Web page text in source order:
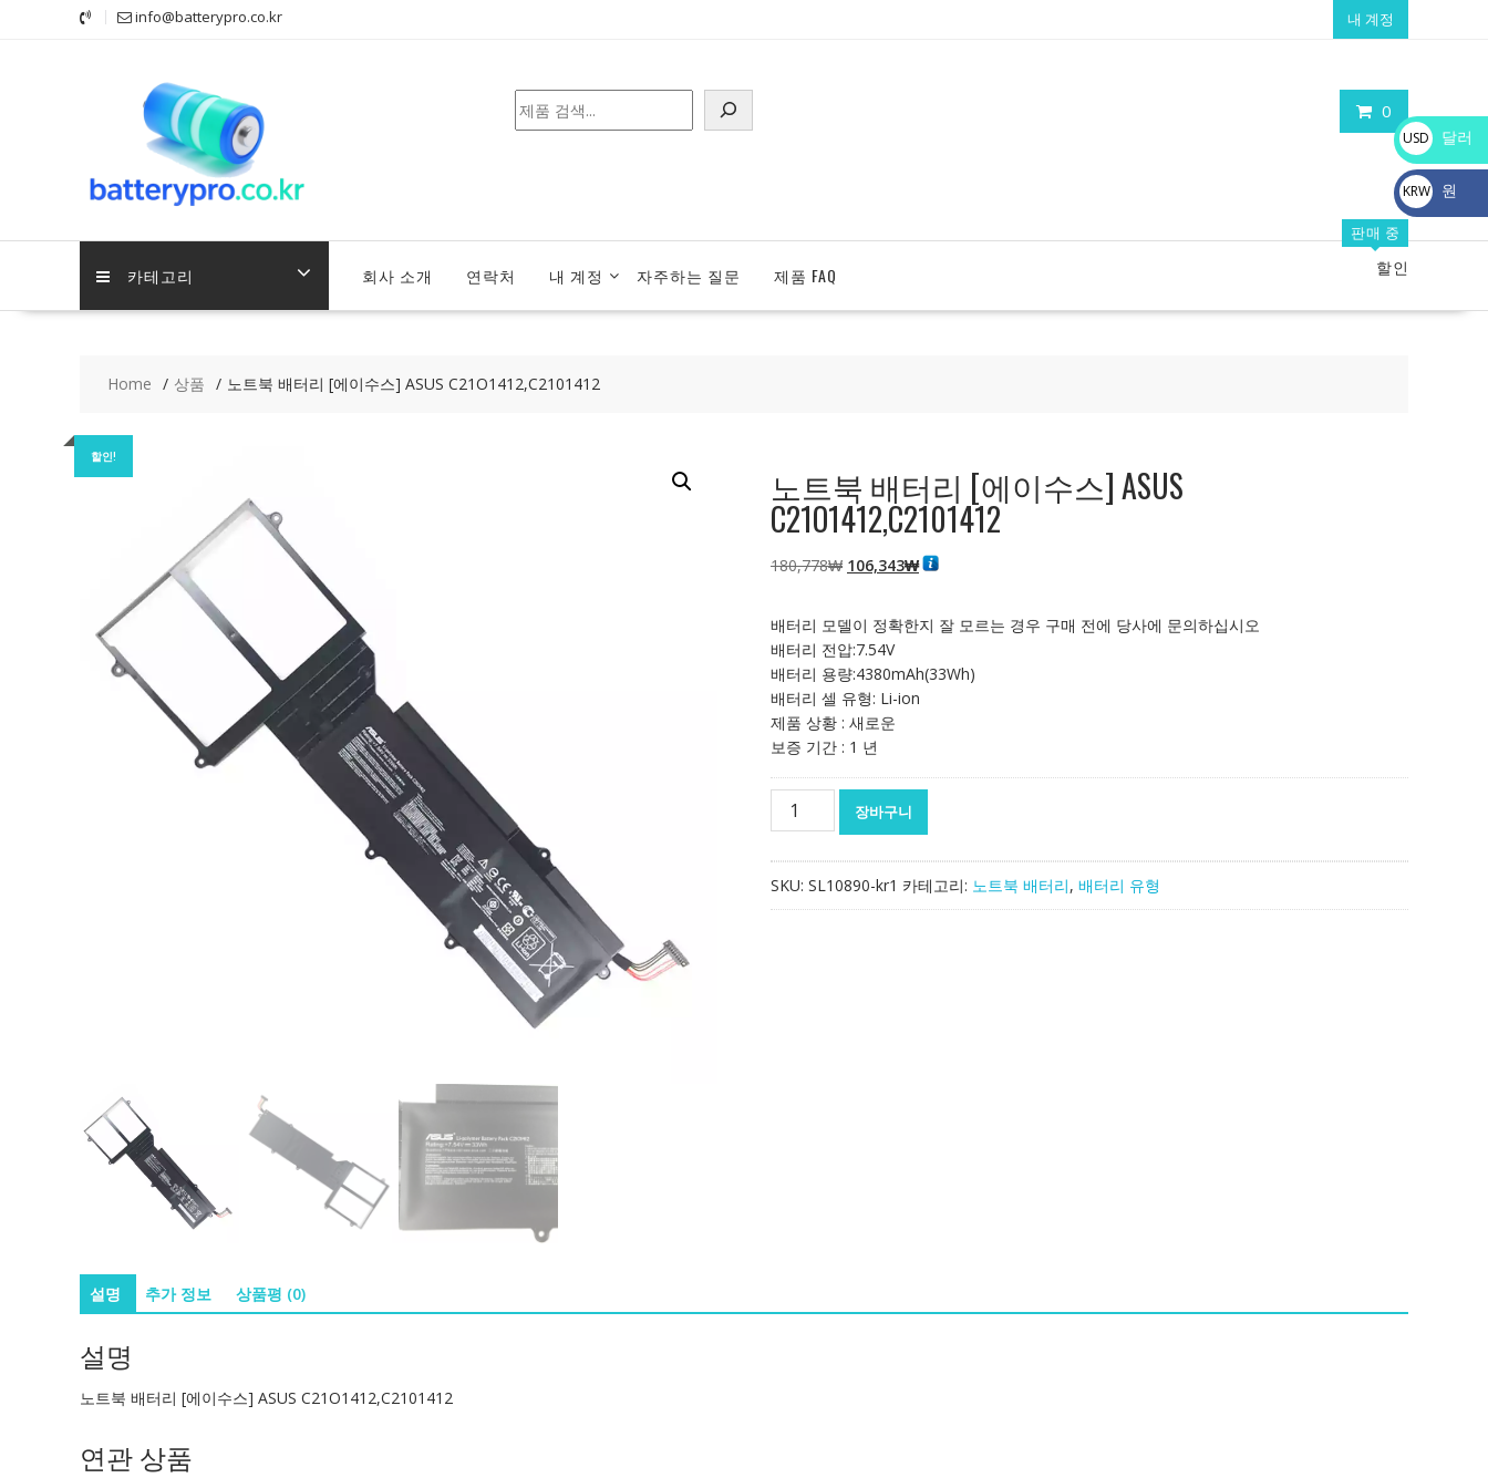
info@batterypro.co.kr 내 계정
0
검
색
카테고리 회사 소개 연락처 내 계정 자주하는 질문 제품 FAQ
판매 중
할인
Home 상품 노트북 배터리 [에이수스] ASUS C21O1412,C2101412
할인!
노트북 배터리 [에이수스] ASUS
C21O1412,C2101412
180,778₩ 원
격:
180,778₩
106,343₩현
격:
배터리 모델이 정확한지 잘 모르는 경우 구매 전에 당사에 문의하십시오
배터리 전압:7.54V
배터리 용량:4380mAh(33Wh)
배터리 셀 유형: Li-ion
제품 상황 : 새로운
보증 기간 : 1 년
터
장바구니
SKU: SL10890-kr1 카테고리: 노트북 배터리, 배터리 유형
설명 추가 정보 상품평 (0)
설명
노트북 배터리 [에이수스] ASUS C21O1412,C2101412
연관 상품
USD
$
달러
KRW
₩
원